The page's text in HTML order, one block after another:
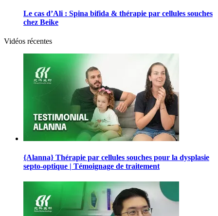
Le cas d’Ali : Spina bifida & thérapie par cellules souches
chez Beike
Vidéos récentes
{Alanna} Thérapie par cellules souches pour la dysplasie
septo-optique | Témoignage de traitement